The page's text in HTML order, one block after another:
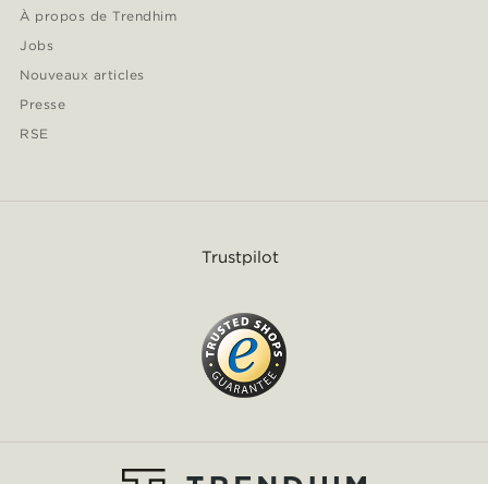
À propos de Trendhim
Jobs
Nouveaux articles
Presse
RSE
Trustpilot